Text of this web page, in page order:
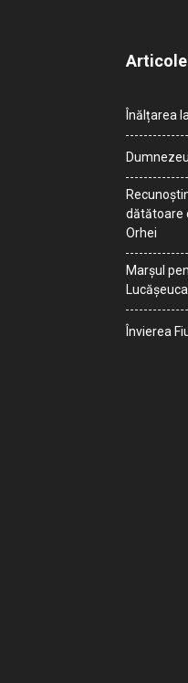
Înălțarea
dătătoare
Orhei
Marșul
Învierea